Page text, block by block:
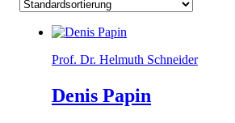
Prof. Dr. Helmuth Schneider
Denis Papin